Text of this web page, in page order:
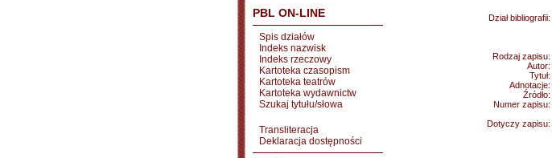
PBL ON-LINE
Spis działów
Indeks nazwisk
Indeks rzeczowy
Kartoteka czasopism
Kartoteka teatrów
Kartoteka wydawnictw
Szukaj tytułu/słowa
Transliteracja
Deklaracja dostępności
Dział bibliografii:
Rodzaj zapisu:
Autor:
Tytuł:
Adnotacje:
Źródło:
Numer zapisu:
Dotyczy zapisu: